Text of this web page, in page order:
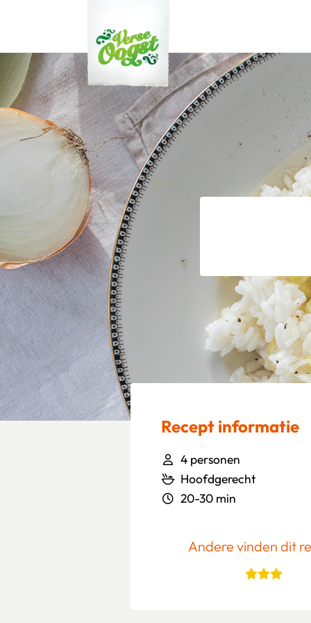
Verse Oogst
Recept informatie
4 personen
Hoofdgerecht
20-30 min
Andere vinden dit